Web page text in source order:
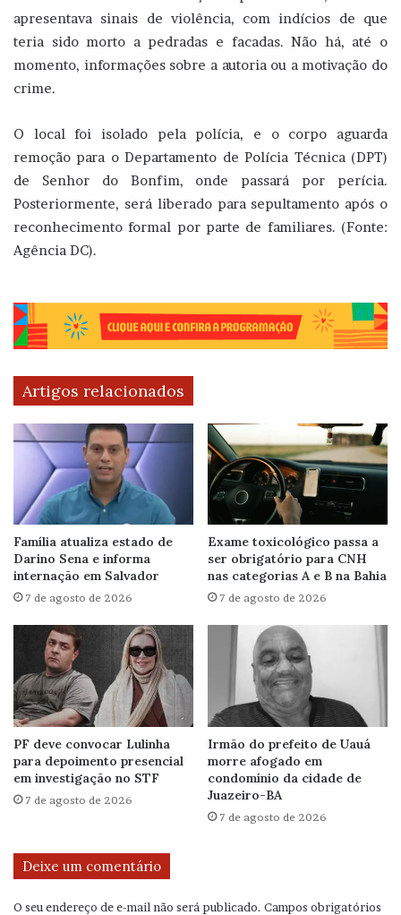
apresentava sinais de violência, com indícios de que
teria sido morto a pedradas e facadas. Não há, até o
momento, informações sobre a autoria ou a motivação do
crime.
O local foi isolado pela polícia, e o corpo aguarda
remoção para o Departamento de Polícia Técnica (DPT)
de Senhor do Bonfim, onde passará por perícia.
Posteriormente, será liberado para sepultamento após o
reconhecimento formal por parte de familiares. (Fonte:
Agência DC).
Artigos relacionados
Família atualiza estado de
Darino Sena e informa
internação em Salvador
7 de agosto de 2026
Exame toxicológico passa a
ser obrigatório para CNH
nas categorias A e B na Bahia
7 de agosto de 2026
PF deve convocar Lulinha
para depoimento presencial
em investigação no STF
7 de agosto de 2026
Irmão do prefeito de Uauá
morre afogado em
condomínio da cidade de
Juazeiro-BA
7 de agosto de 2026
Deixe um comentário
O seu endereço de e-mail não será publicado. Campos obrigatórios